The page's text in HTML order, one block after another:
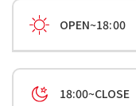
OPEN~18:00
18:00~CLOSE